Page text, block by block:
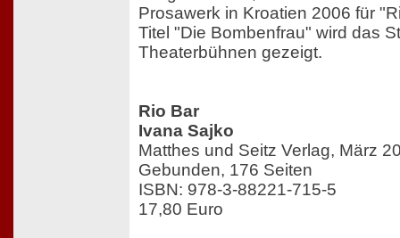
Prosawerk in Kroatien 2006 für
Titel "Die Bombenfrau" wird das
Theaterbühnen gezeigt.
Rio Bar
Ivana Sajko
Matthes und Seitz Verlag, März
Gebunden, 176 Seiten
ISBN: 978-3-88221-715-5
17,80 Euro